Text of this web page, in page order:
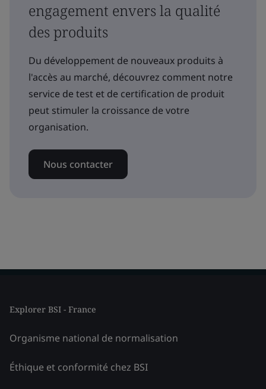
engagement envers la qualité
des produits
Du développement de nouveaux produits à
l'accès au marché, découvrez comment notre
service de test et de certification de produit
peut stimuler la croissance de votre
organisation.
Nous contacter
Explorer BSI - France
Organisme national de normalisation
Éthique et conformité chez BSI